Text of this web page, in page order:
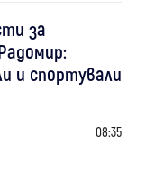
за
и спортували
08:35